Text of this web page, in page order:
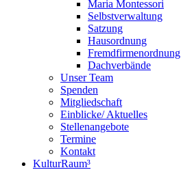
Maria Montessori
Selbstverwaltung
Satzung
Hausordnung
Fremdfirmenordnung
Dachverbände
Unser Team
Spenden
Mitgliedschaft
Einblicke/ Aktuelles
Stellenangebote
Termine
Kontakt
KulturRaum³